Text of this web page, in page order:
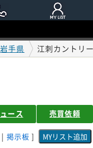
岩手県 江刺カントリ
ース 売買依頼
掲示板 ]